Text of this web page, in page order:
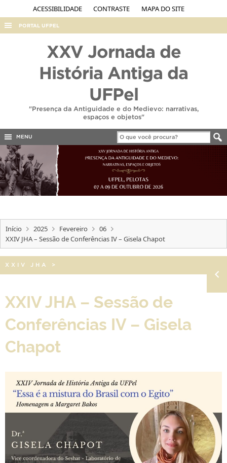
ACESSIBILIDADE CONTRASTE MAPA DO SITE
PORTAL UFPEL
EDITAIS
INTERNACIONAL
OUVIDORIA
PORTARIAS
TELEFONES
XXV Jornada de
História Antiga da
UFPel
"Presença da Antiguidade e do Medievo: narrativas,
espaços e objetos"
MENU
Início 2025 Fevereiro
06
XXIV JHA – Sessão de Conferências IV – Gisela Chapot
XXIV JHA >
XXIV JHA – Sessão de
Conferências IV – Gisela
Chapot